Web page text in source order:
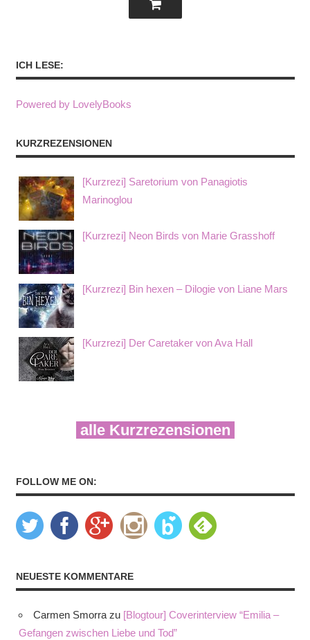
ICH LESE:
Powered by LovelyBooks
KURZREZENSIONEN
[Kurzrezi] Saretorium von Panagiotis
Marinoglou
[Kurzrezi] Neon Birds von Marie Grasshoff
[Kurzrezi] Bin hexen – Dilogie von Liane Mars
[Kurzrezi] Der Caretaker von Ava Hall
alle Kurzrezensionen
FOLLOW ME ON:
NEUESTE KOMMENTARE
Carmen Smorrazu [Blogtour] Coverinterview “Emilia –
Gefangen zwischen Liebe und Tod”